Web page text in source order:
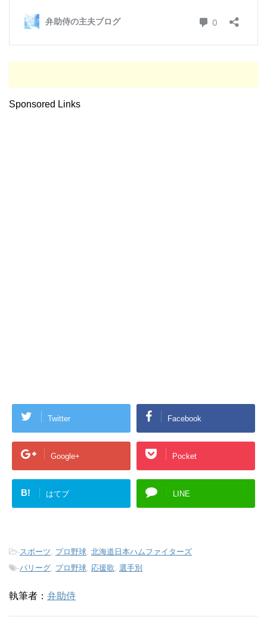
Sponsored Links
Twitter Facebook
Google+ Pocket
B! はてブ LINE
-スポーツ プロ野球 北海道日本ハムファイターズ
-パリーグ プロ野球 応援歌 選手別
執筆者： 弁助侍